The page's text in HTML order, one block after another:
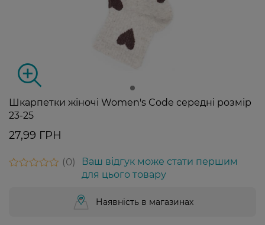
Шкарпетки жіночі Women's Code середні розмір
23-25
27,99 ГРН
0
Ваш відгук може стати першим
для цього товару
Наявність в магазинах